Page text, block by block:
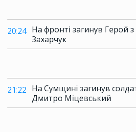
20:24 На фронті загинув Герой
Захарчук
21:22 На Сумщині загинув
Дмитро Міцевський